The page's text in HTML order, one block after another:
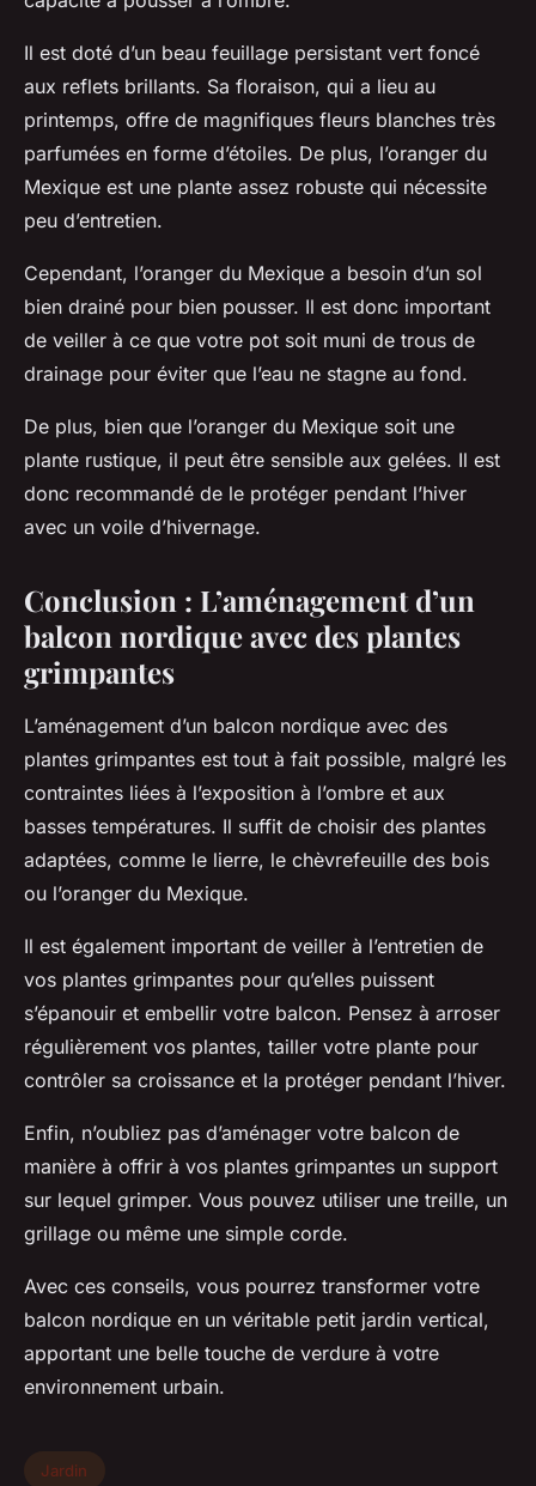
Il est doté d’un beau feuillage persistant vert foncé
aux reflets brillants. Sa floraison, qui a lieu au
printemps, offre de magnifiques fleurs blanches très
parfumées en forme d’étoiles. De plus, l’oranger du
Mexique est une plante assez robuste qui nécessite
peu d’entretien.
Cependant, l’oranger du Mexique a besoin d’un sol
bien drainé pour bien pousser. Il est donc important
de veiller à ce que votre pot soit muni de trous de
drainage pour éviter que l’eau ne stagne au fond.
De plus, bien que l’oranger du Mexique soit une
plante rustique, il peut être sensible aux gelées. Il est
donc recommandé de le protéger pendant l’hiver
avec un voile d’hivernage.
Conclusion : L’aménagement d’un
balcon nordique avec des plantes
grimpantes
L’aménagement d’un balcon nordique avec des
plantes grimpantes est tout à fait possible, malgré les
contraintes liées à l’exposition à l’ombre et aux
basses températures. Il suffit de choisir des plantes
adaptées, comme le lierre, le chèvrefeuille des bois
ou l’oranger du Mexique.
Il est également important de veiller à l’entretien de
vos plantes grimpantes pour qu’elles puissent
s’épanouir et embellir votre balcon. Pensez à arroser
régulièrement vos plantes, tailler votre plante pour
contrôler sa croissance et la protéger pendant l’hiver.
Enfin, n’oubliez pas d’aménager votre balcon de
manière à offrir à vos plantes grimpantes un support
sur lequel grimper. Vous pouvez utiliser une treille, un
grillage ou même une simple corde.
Avec ces conseils, vous pourrez transformer votre
balcon nordique en un véritable petit jardin vertical,
apportant une belle touche de verdure à votre
environnement urbain.
Jardin